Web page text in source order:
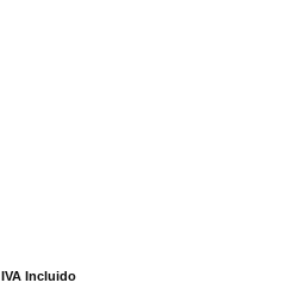
IVA Incluido